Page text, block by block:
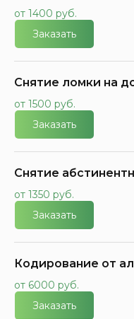
от 1400 руб.
Заказать
Снятие ломки на
от 1500 руб.
Заказать
Снятие
от 1350 руб.
Заказать
Кодирование от
от 6000 руб.
Заказать